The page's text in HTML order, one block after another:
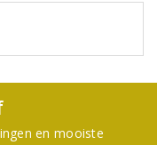
en mooiste